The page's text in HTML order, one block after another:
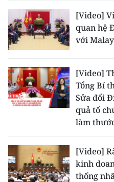
Media Du lịch
Media Thế giới
Media Giáo dục
Media Y tế
Media Khoa học - Công
Media Môi trường
Ảnh
[Video]
quan hệ
với
[Video]
Tổng Bí
Sửa đổi
quả tổ
làm
[Video]
kinh
thống